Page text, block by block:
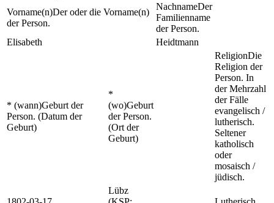
Vorname(n)Der oder die Vorname(n)
der Person.
NachnameDer
Familienname
der Person.
Elisabeth
Heidtmann
* (wann)Geburt der
Person. (Datum der
Geburt)
*
(wo)Geburt
der Person.
(Ort der
Geburt)
ReligionDie
Religion der
Person. In
der Mehrzahl
der Fälle
evangelisch /
lutherisch.
Seltener
katholisch
oder
mosaisch /
jüdisch.
Lübz